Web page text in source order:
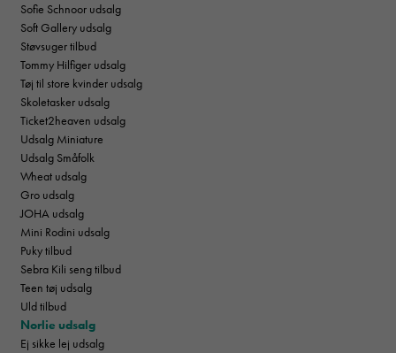
Sofie Schnoor udsalg
Soft Gallery udsalg
Støvsuger tilbud
Tommy Hilfiger udsalg
Tøj til store kvinder udsalg
Skoletasker udsalg
Ticket2heaven udsalg
Udsalg Miniature
Udsalg Småfolk
Wheat udsalg
Gro udsalg
JOHA udsalg
Mini Rodini udsalg
Puky tilbud
Sebra Kili seng tilbud
Teen tøj udsalg
Uld tilbud
Norlie udsalg
Ej sikke lej udsalg